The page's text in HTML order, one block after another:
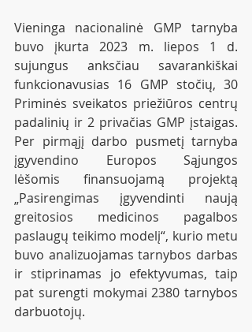
Vieninga nacionalinė GMP tarnyba
buvo įkurta 2023 m. liepos 1 d.
sujungus anksčiau savarankiškai
funkcionavusias 16 GMP stočių, 30
Priminės sveikatos priežiūros centrų
padalinių ir 2 privačias GMP įstaigas.
Per pirmąjį darbo pusmetį tarnyba
įgyvendino Europos Sąjungos
lėšomis finansuojamą projektą
„Pasirengimas įgyvendinti naują
greitosios medicinos pagalbos
paslaugų teikimo modelį“, kurio metu
buvo analizuojamas tarnybos darbas
ir stiprinamas jo efektyvumas, taip
pat surengti mokymai 2380 tarnybos
darbuotojų.